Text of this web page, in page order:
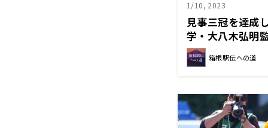
1/10, 2023
見事三冠を達成
学・大八木弘明
凄いと思った」
箱根駅伝への道